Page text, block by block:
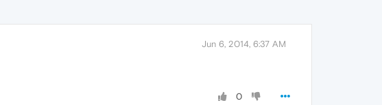
Jun 6, 2014, 6:37 AM
0